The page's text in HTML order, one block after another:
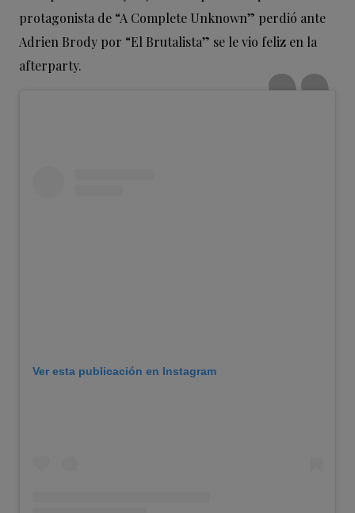
protagonista de “A Complete Unknown” perdió ante
Adrien Brody por “El Brutalista” se le vio feliz en la
afterparty.
Ver esta publicación en Instagram